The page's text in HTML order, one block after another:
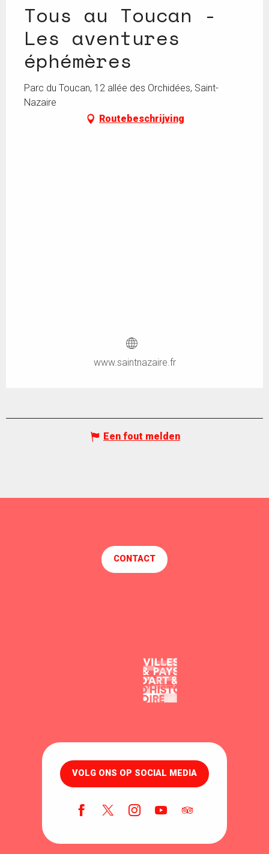
Tous au Toucan -
Les aventures
éphémères
Parc du Toucan, 12 allée des Orchidées, Saint-
Nazaire
Routebeschrijving
www.saintnazaire.fr
Een fout melden
CONTACT
VOLG ONS OP SOCIAL MEDIA